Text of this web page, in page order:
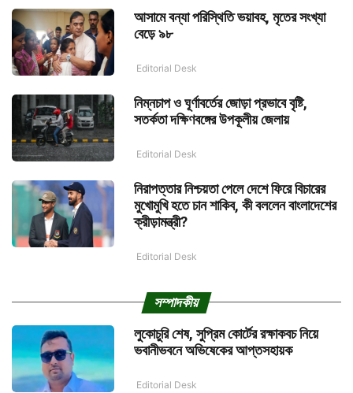
আসামে বন্যা পরিস্থিতি ভয়াবহ, মৃতের সংখ্যা
বেড়ে ৯৮
Editorial Desk
নিম্নচাপ ও ঘূর্ণাবর্তের জোড়া প্রভাবে বৃষ্টি,
সতর্কতা দক্ষিণবঙ্গের উপকূলীয় জেলায়
Editorial Desk
নিরাপত্তার নিশ্চয়তা পেলে দেশে ফিরে বিচারের
মুখোমুখি হতে চান শাকিব, কী বললেন বাংলাদেশের
ক্রীড়ামন্ত্রী?
Editorial Desk
সম্পাদকীয়
লুকোচুরি শেষ, সুপ্রিম কোর্টের রক্ষাকবচ নিয়ে
ভবানীভবনে অভিষেকের আপ্তসহায়ক
Editorial Desk